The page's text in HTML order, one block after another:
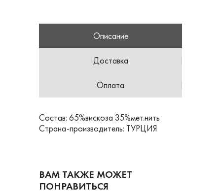
Описание
Доставка
Оплата
Состав: 65%вискоза 35%мет.нить
Страна-производитель: ТУРЦИЯ
ВАМ ТАКЖЕ МОЖЕТ
ПОНРАВИТЬСЯ